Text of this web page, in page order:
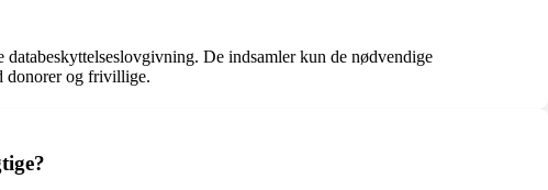
De indsamler kun de nødvendige
donorer og frivillige.